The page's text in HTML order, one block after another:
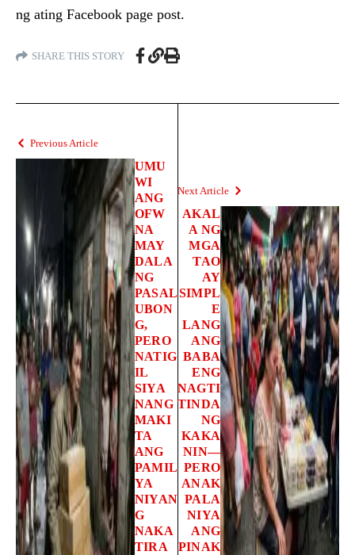
ng ating Facebook page post.
SHARE THIS STORY
Previous Article
UMU
WI
ANG
OFW
NA
MAY
DALA
NG
PASAL
UBON
G,
PERO
NATIG
IL
SIYA
NANG
MAKI
TA
ANG
PAMIL
YA
NIYAN
G
NAKA
TIRA
Next Article
AKAL
A NG
MGA
TAO
AY
SIMPL
E
LANG
ANG
BABA
ENG
NAGTI
TINDA
NG
KAKA
NIN—
PERO
ANAK
PALA
NIYA
ANG
PINAK